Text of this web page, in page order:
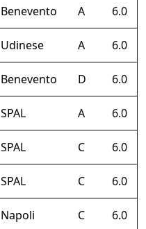
Benevento A 6.0
Udinese A 6.0
Benevento D 6.0
SPAL A 6.0
SPAL C 6.0
SPAL C 6.0
Napoli C 6.0